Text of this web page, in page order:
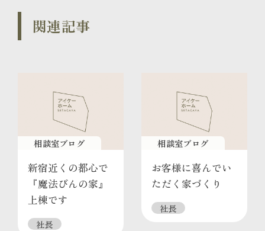
関連記事
相談室ブログ
新宿近くの都心で
『魔法びんの家』
上棟です
社長
相談室ブログ
お客様に喜んでい
ただく家づくり
社長